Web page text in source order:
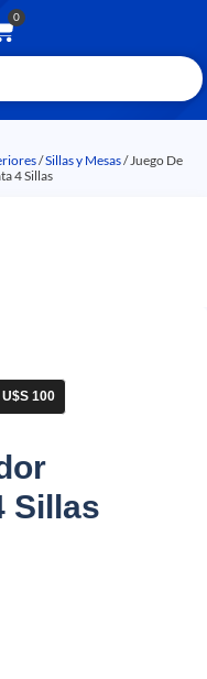
0
/Sillas y Mesas/ Juego De
4 Sillas
100
Sillas